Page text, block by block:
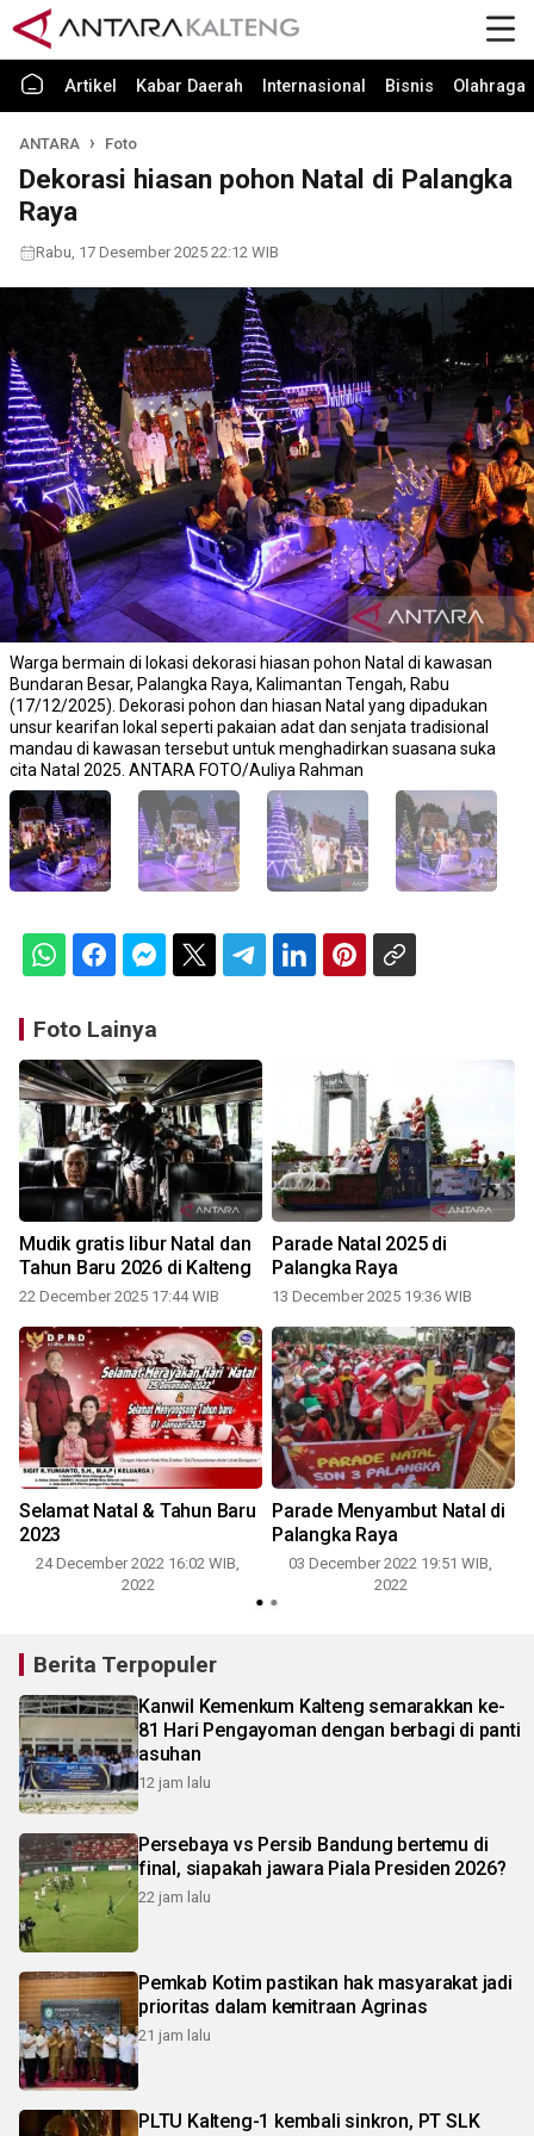
Artikel Kabar Daerah Internasional Bisnis Olahraga
ANTARA Foto
Dekorasi hiasan pohon Natal di Palangka
Raya
Rabu, 17 Desember 2025 22:12 WIB
Warga bermain di lokasi dekorasi hiasan pohon Natal di kawasan
Bundaran Besar, Palangka Raya, Kalimantan Tengah, Rabu
(17/12/2025). Dekorasi pohon dan hiasan Natal yang dipadukan
unsur kearifan lokal seperti pakaian adat dan senjata tradisional
mandau di kawasan tersebut untuk menghadirkan suasana suka
cita Natal 2025. ANTARA FOTO/Auliya Rahman
Foto Lainya
Mudik gratis libur Natal dan
Tahun Baru 2026 di Kalteng
22 December 2025 17:44 WIB
Parade Natal 2025 di
Palangka Raya
13 December 2025 19:36 WIB
Selamat Natal & Tahun Baru
2023
24 December 2022 16:02 WIB,
2022
Parade Menyambut Natal di
Palangka Raya
03 December 2022 19:51 WIB,
2022
Berita Terpopuler
Kanwil Kemenkum Kalteng semarakkan ke-
81 Hari Pengayoman dengan berbagi di panti
asuhan
12 jam lalu
Persebaya vs Persib Bandung bertemu di
final, siapakah jawara Piala Presiden 2026?
22 jam lalu
Pemkab Kotim pastikan hak masyarakat jadi
prioritas dalam kemitraan Agrinas
21 jam lalu
PLTU Kalteng-1 kembali sinkron, PT SLK